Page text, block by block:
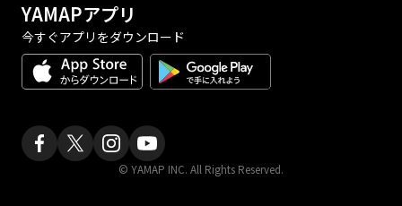
YAMAPアプリ
今すぐアプリをダウンロード
© YAMAP INC. All Rights Reserved.